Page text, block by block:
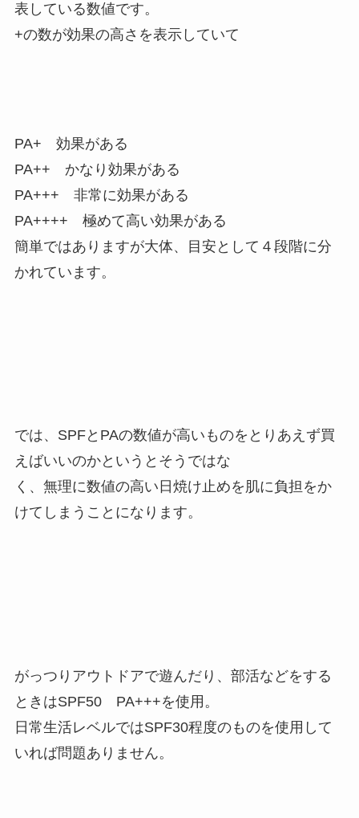
表している数値です。
+の数が効果の高さを表示していて
PA+ 効果がある
PA++ かなり効果がある
PA+++ 非常に効果がある
PA++++ 極めて高い効果がある
簡単ではありますが大体、目安として４段階に分
かれています。
では、SPFとPAの数値が高いものをとりあえず買
えばいいのかというとそうではな
く、無理に数値の高い日焼け止めを肌に負担をか
けてしまうことになります。
がっつりアウトドアで遊んだり、部活などをする
ときはSPF50 PA+++を使用。
日常生活レベルではSPF30程度のものを使用して
いれば問題ありません。